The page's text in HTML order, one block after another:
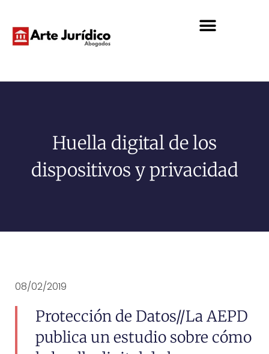
Huella digital de los
dispositivos y privacidad
08/02/2019
Protección de Datos//La AEPD
publica un estudio sobre cómo